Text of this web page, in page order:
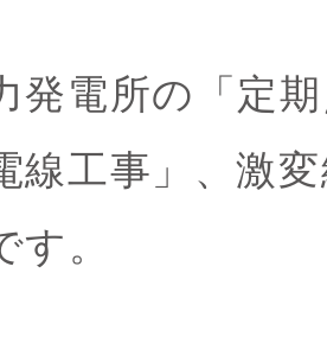
発電所の「定
線工事」、激
す。